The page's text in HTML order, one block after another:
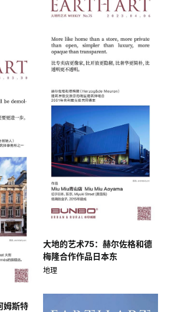
大地的艺术75：赫尔佐格和德
梅隆合作作品日本东
地理
姆斯特